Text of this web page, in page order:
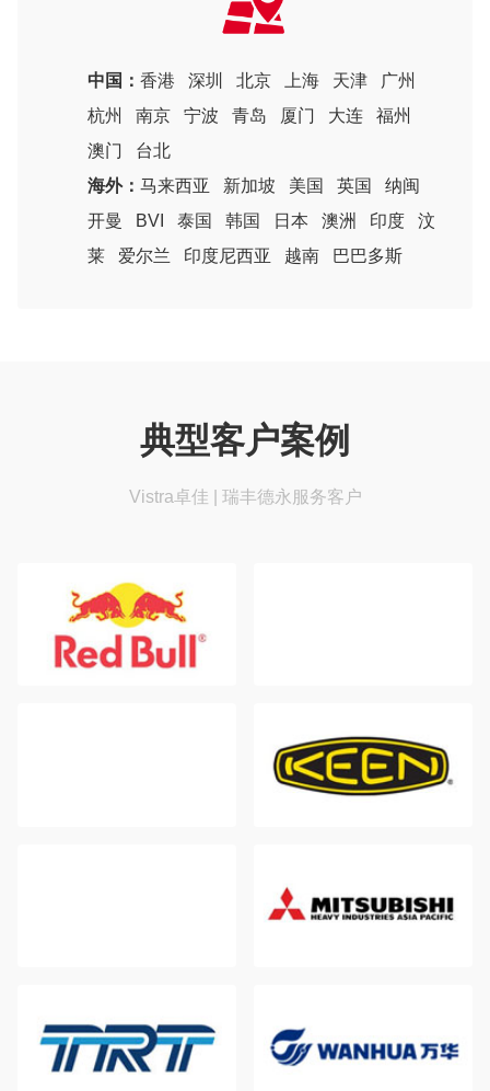
中国： 香港 深圳 北京 上海 天津
广州
杭州
南京 宁波 青岛 厦门 大连
福州
澳门
台北
海外： 马来西亚 新加坡 美国 英国
纳闽
开曼
BVI 泰国 韩国 日本 澳洲 印度
汶
莱
爱尔兰 印度尼西亚 越南 巴巴多斯
典型客户案例
Vistra卓佳 | 瑞丰德永服务客户